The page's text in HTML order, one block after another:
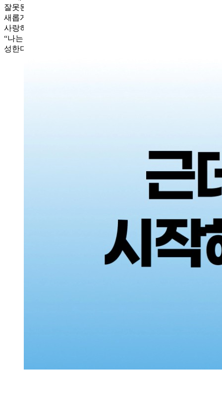
잘못된 생각에 담대히 맞설 수 있게 합니다.오하님의 말씀처럼
새롭게 태어난다는 마음으로 돈을 모으고 실력을 쌓겠습니다.
사랑하는 가족을 지킬 수 있는 노후준비를 시작하겠습니다.
“나는 돈을 모을 때 행복한 사람이다. 나는 2035년까지 10억 달
성한다!!”